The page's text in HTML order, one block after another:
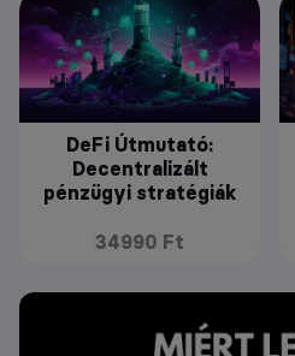
DeFi Útmutató:
Decentralizált
pénzügyi stratégiák
34990 Ft